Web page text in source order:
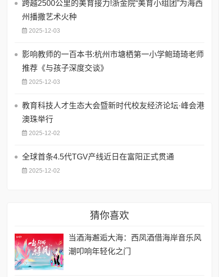
跨越2500公里的美育接力!浙金院“美育小组团”为海西
州播撒艺术火种
2025-12-03
影响教师的一百本书:杭州市塘栖第一小学鲍琦琦老师
推荐《与孩子深度交谈》
2025-12-03
教育科技人才生态大会暨新时代校友经济论坛·峰会港
澳珠举行
2025-12-02
全球首条4.5代TGV产线近日在富阳正式贯通
2025-12-02
猜你喜欢
当酒海邂逅大海：西凤酒借海岸音乐风
潮叩响年轻化之门